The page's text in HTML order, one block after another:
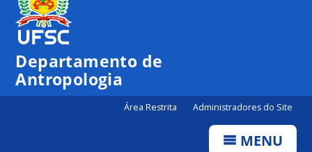
Departamento de
Antropologia
Área Restrita Administradores do Site
MENU